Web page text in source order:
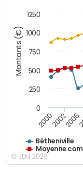
Montants (€)
Bétheniville
Moyenne
200020022006
0
250
500
750
1000
1250
© JDN 2026